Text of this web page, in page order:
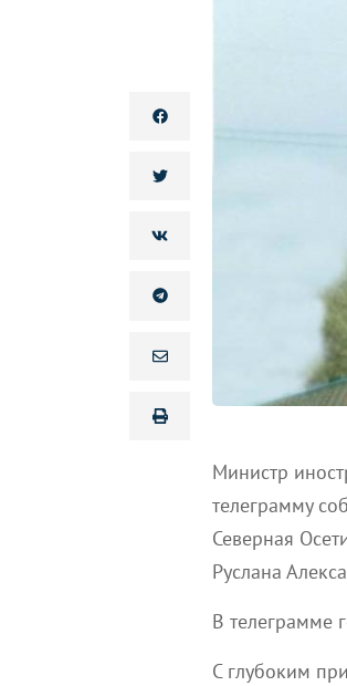
Министр
телеграмму
Северная
Руслана
В телеграмме
С глубоким